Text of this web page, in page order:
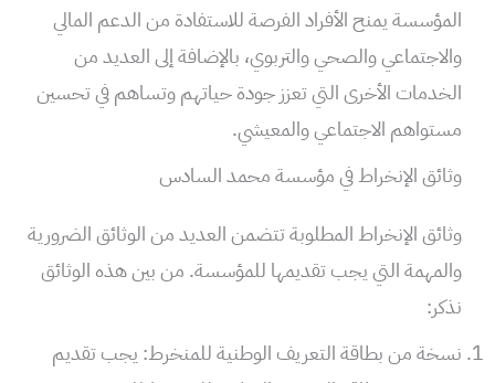
المؤسسة يمنح الأفراد الفرصة للاستفادة من الدعم المالي
والاجتماعي والصحي والتربوي، بالإضافة إلى العديد من
الخدمات الأخرى التي تعزز جودة حياتهم وتساهم في تحسين
مستواهم الاجتماعي والمعيشي.
وثائق الإنخراط في مؤسسة محمد السادس
وثائق الإنخراط المطلوبة تتضمن العديد من الوثائق الضرورية
والمهمة التي يجب تقديمها للمؤسسة. من بين هذه الوثائق
نذكر:
نسخة من بطاقة التعريف الوطنية للمنخرط: يجب تقديم